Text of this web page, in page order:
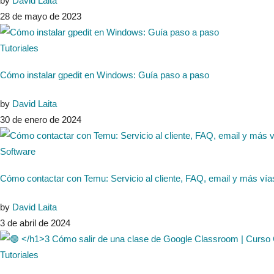
28 de mayo de 2023
Tutoriales
Cómo instalar gpedit en Windows: Guía paso a paso
by David Laita
30 de enero de 2024
Software
Cómo contactar con Temu: Servicio al cliente, FAQ, email y más
by David Laita
3 de abril de 2024
Tutoriales